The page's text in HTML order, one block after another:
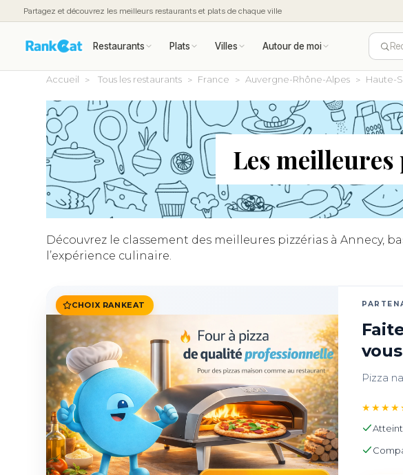
Partagez et découvrez les meilleurs restaurants et plats de chaque ville
Restaurants Plats Villes Autour de moi
Accueil Tous les restaurants France Auvergne-Rhône-Alpes Haute-
Les meilleures
Découvrez le classement des meilleures pizzérias à Annecy,
l’expérience culinaire.
CHOIX RANKEAT
vous
Pizza
★★★★
Atteint